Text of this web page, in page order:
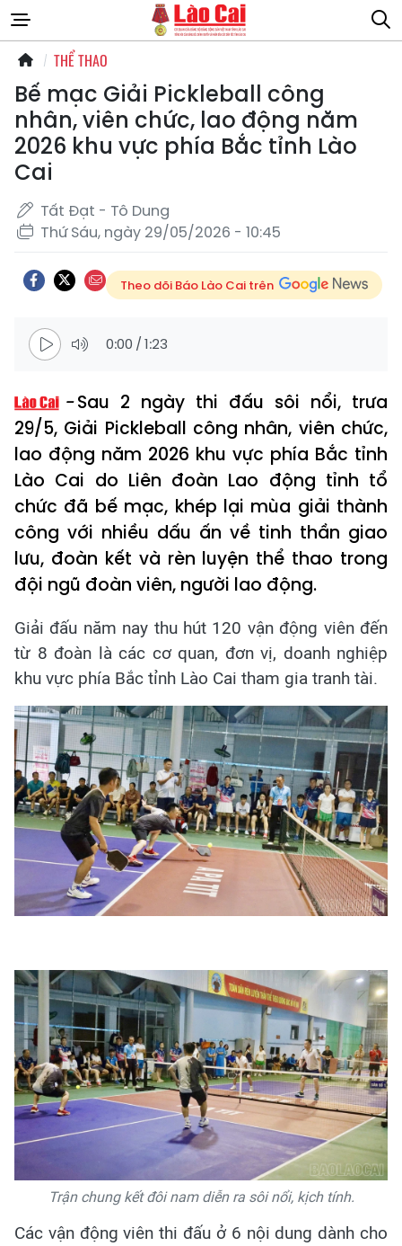
THỂ THAO
Bế mạc Giải Pickleball công
nhân, viên chức, lao động năm
2026 khu vực phía Bắc tỉnh Lào
Cai
Tất Đạt - Tô Dung
Thứ Sáu, ngày 29/05/2026 - 10:45
Theo dõi Báo Lào Cai trên
0:00 /1:23
Sau 2 ngày thi đấu sôi nổi, trưa
29/5, Giải Pickleball công nhân, viên chức,
lao động năm 2026 khu vực phía Bắc tỉnh
Lào Cai do Liên đoàn Lao động tỉnh tổ
chức đã bế mạc, khép lại mùa giải thành
công với nhiều dấu ấn về tinh thần giao
lưu, đoàn kết và rèn luyện thể thao trong
đội ngũ đoàn viên, người lao động.
Giải đấu năm nay thu hút 120 vận động viên đến
từ 8 đoàn là các cơ quan, đơn vị, doanh nghiệp
khu vực phía Bắc tỉnh Lào Cai tham gia tranh tài.
Trận chung kết đôi nam diễn ra sôi nổi, kịch tính.
Các vận động viên thi đấu ở 6 nội dung dành cho